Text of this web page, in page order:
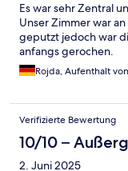
Es war sehr Zentral
Unser Zimmer war
geputzt jedoch war
anfangs gerochen.
Rojda, Aufenthalt
Verifizierte Bewertung
10/10 –
2. Juni 2025